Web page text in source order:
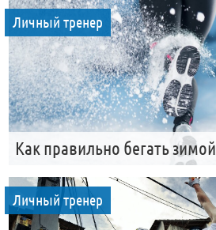
Личный тренер
Как правильно бегать зимой
Личный тренер